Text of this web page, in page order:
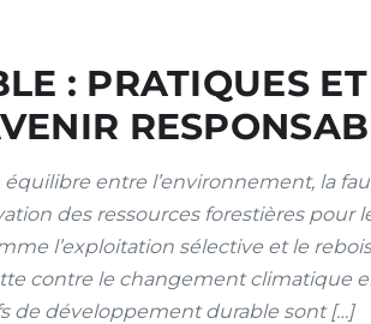
: PRATIQUES ET
entre l’environnement, la
des ressources forestières pour
l’exploitation sélective et le
contre le changement climatique
de développement durable sont […]